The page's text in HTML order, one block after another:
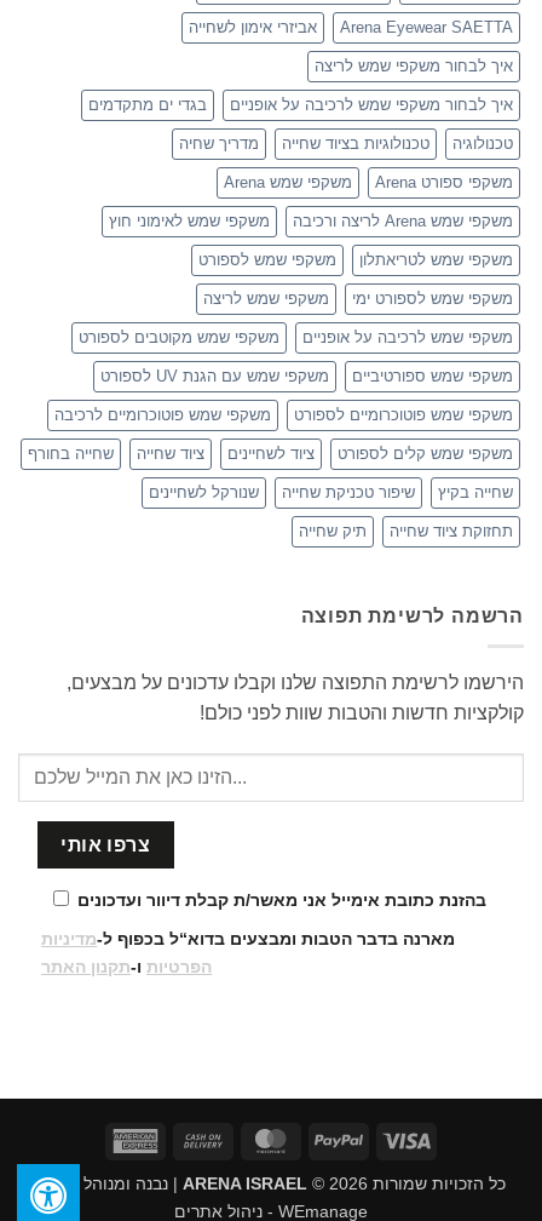
Arena Eyewear SAETTA אביזרי אימון לשחייה
איך לבחור משקפי שמש לריצה
איך לבחור משקפי שמש לרכיבה על אופניים בגדי ים מתקדמים
טכנולוגיה טכנולוגיות בציוד שחייה מדריך שחיה
משקפי ספורט Arena משקפי שמש Arena
משקפי שמש Arena לריצה ורכיבה משקפי שמש לאימוני חוץ
משקפי שמש לטריאתלון משקפי שמש לספורט
משקפי שמש לספורט ימי משקפי שמש לריצה
משקפי שמש לרכיבה על אופניים משקפי שמש מקוטבים לספורט
משקפי שמש ספורטיביים משקפי שמש עם הגנת UV לספורט
משקפי שמש פוטוכרומיים לספורט משקפי שמש פוטוכרומיים לרכיבה
משקפי שמש קלים לספורט ציוד לשחיינים ציוד שחייה שחייה בחורף
שחייה בקיץ שיפור טכניקת שחייה שנורקל לשחיינים
תחזוקת ציוד שחייה תיק שחייה
הרשמה לרשימת תפוצה
הירשמו לרשימת התפוצה שלנו וקבלו עדכונים על מבצעים,
קולקציות חדשות והטבות שוות לפני כולם!
בהזנת כתובת אימייל אני מאשר/ת קבלת דיוור ועדכונים
מארנה בדבר הטבות ומבצעים בדוא“ל בכפוף ל-מדיניות
הפרטיותו-תקנון האתר
Visa
PayPal
MasterCard
Cash
Delivery
Express
כל הזכויות שמורות 2026 ©
ARENA ISRAEL | נבנה ומנוהל על ידי
WEmanage - ניהול אתרים